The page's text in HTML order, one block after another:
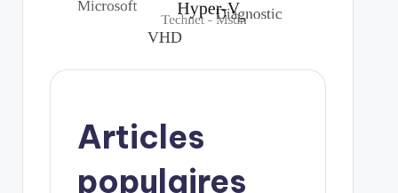
Articles
populaires